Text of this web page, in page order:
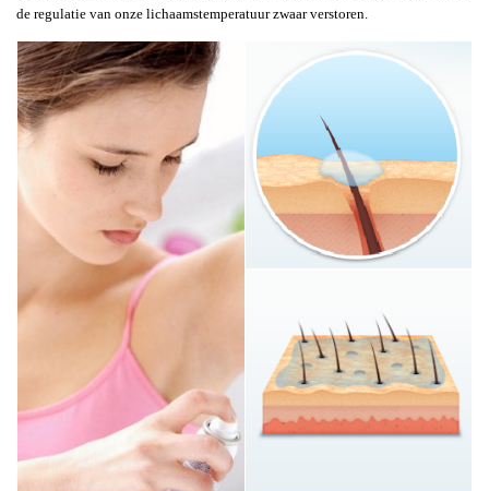
de regulatie van onze lichaamstemperatuur zwaar verstoren.